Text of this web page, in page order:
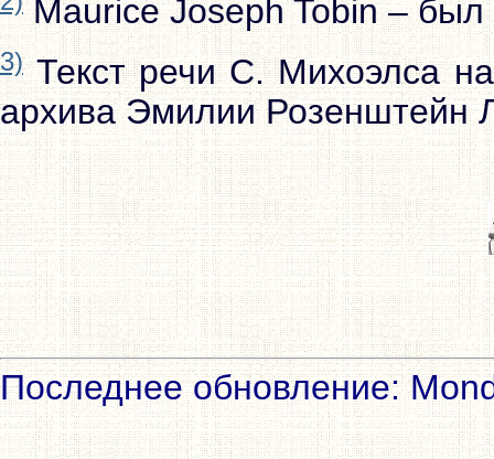
Maurice Joseph Tobin – был
3)Текст речи С. Михоэлса
архива Эмилии Розенштейн
Последнее обновление: